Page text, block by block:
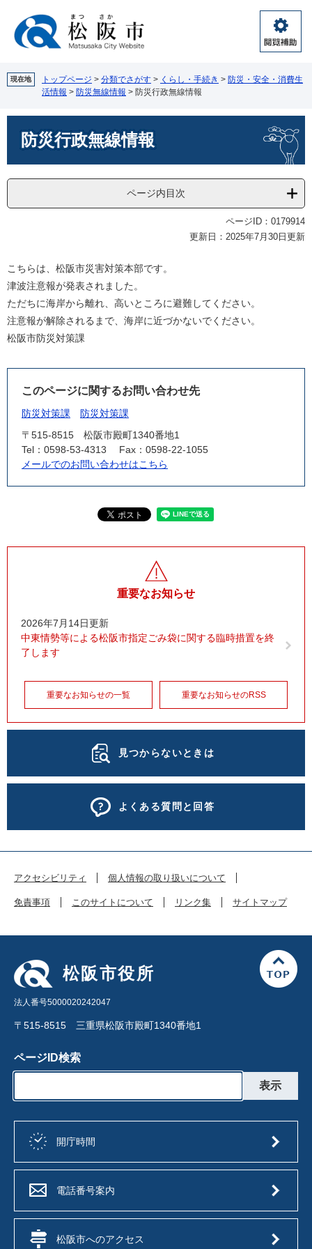
へ
閲
覧
助
現在地 トップページ > 分類でさがす > くらし・手続き > 防災・安全・消費生
活情報 > 防災無線情報 > 防災行政無線情報
防災行政無線情報
ページ内目次
ページID：0179914
更新日：2025年7月30日更新
こちらは、松阪市災害対策本部です。
津波注意報が発表されました。
ただちに海岸から離れ、高いところに避難してください。
注意報が解除されるまで、海岸に近づかないでください。
松阪市防災対策課
このページに関するお問い合わせ先
防災対策課
防災対策課
〒515-8515
松阪市殿町1340番地1
Tel：0598-53-4313
Fax：0598-22-1055
メールでのお問い合わせはこちら
重要なお知らせ
2026年7月14日更新
中東情勢等による松阪市指定ごみ袋に関する臨時措置を終
了します
重要なお知らせの一覧 重要なお知らせのRSS
見つからないときは
よくある質問と回答
アクセシビリティ 個人情報の取り扱いについて
免責事項 このサイトについて リンク集 サイトマップ
松阪市役所
法人番号5000020242047
〒515-8515 三重県松阪市殿町1340番地1
ページID検索
開庁時間
電話番号案内
松阪市へのアクセス